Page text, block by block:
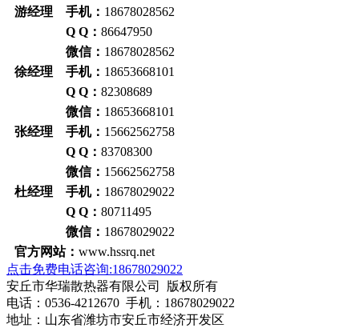
游经理 手机： 18678028562
Q Q： 86647950
微信： 18678028562
徐经理 手机： 18653668101
Q Q： 82308689
微信： 18653668101
张经理 手机： 15662562758
Q Q： 83708300
微信： 15662562758
杜经理 手机： 18678029022
Q Q： 80711495
微信： 18678029022
官方网站： www.hssrq.net
点击免费电话咨询:18678029022
安丘市华瑞散热器有限公司 版权所有
电话：0536-4212670 手机：18678029022
地址：山东省潍坊市安丘市经济开发区